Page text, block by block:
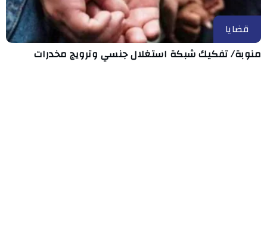
قضايا
منوبة/ تفكيك شبكة استغلال جنسي وترويج مخدرات